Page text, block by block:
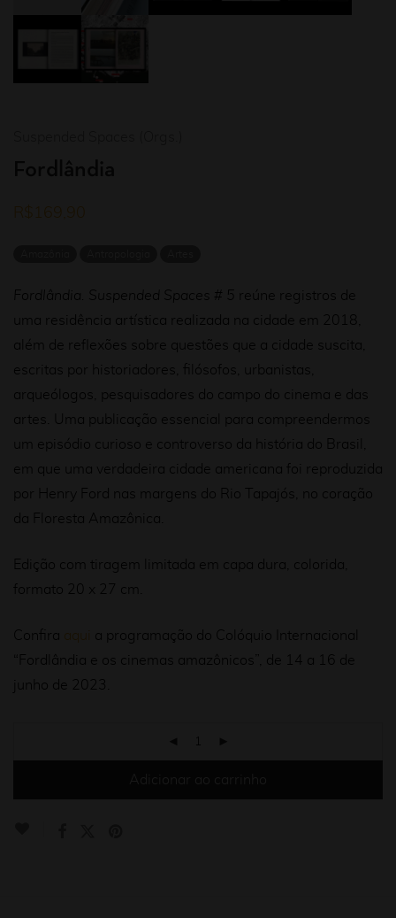
Fordlândia. Suspended Spaces # 5
reúne registros de
uma residência artística realizada na cidade em 2018,
além de reflexões sobre questões que a cidade suscita,
escritas por historiadores, filósofos, urbanistas,
arqueólogos, pesquisadores do campo do cinema e das
artes. Uma publicação essencial para compreendermos
um episódio curioso e controverso da história do Brasil,
em que uma verdadeira cidade americana foi reproduzida
por Henry Ford nas margens do Rio Tapajós, no coração
da Floresta Amazônica.
Edição com tiragem limitada em capa dura, colorida,
formato 20 x 27 cm.
Confira
a programação do Colóquio Internacional
“Fordlândia e os cinemas amazônicos”, de 14 a 16 de
junho de 2023.